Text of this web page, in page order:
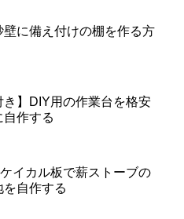
壁に備え付けの棚を作る方
き】DIY用の作業台を格安
自作する
ケイカル板で薪ストーブの
を自作する